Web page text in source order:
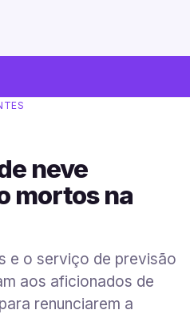
neve
mortos na
e o serviço de previsão
aos aficionados de
renunciarem a